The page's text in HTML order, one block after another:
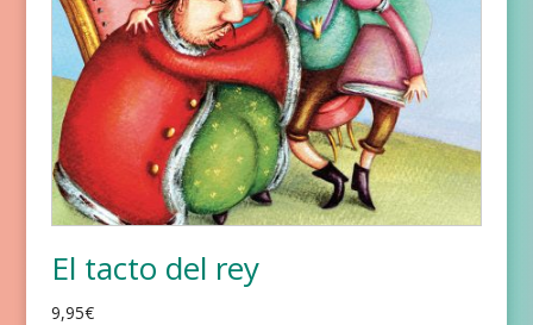
El tacto del rey
9,95€